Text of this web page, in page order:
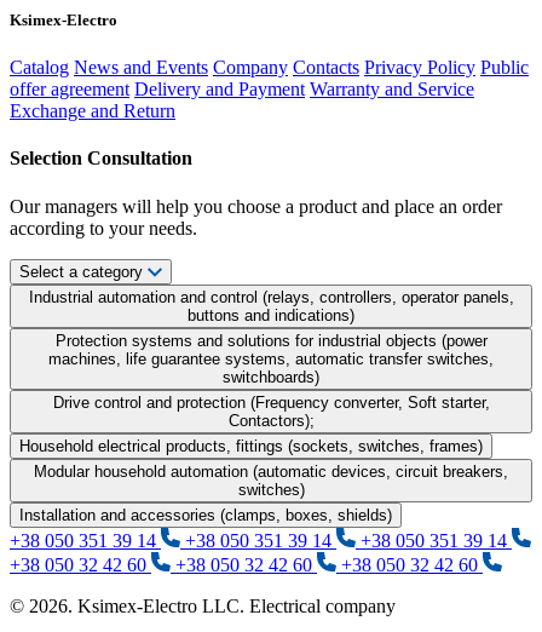
Ksimex-Electro
Catalog News and Events Company Contacts Privacy Policy Public
offer agreement Delivery and Payment Warranty and Service
Exchange and Return
Selection Consultation
Our managers will help you choose a product and place an order
according to your needs.
Select a category
Industrial automation and control (relays, controllers, operator panels,
buttons and indications)
Protection systems and solutions for industrial objects (power
machines, life guarantee systems, automatic transfer switches,
switchboards)
Drive control and protection (Frequency converter, Soft starter,
Contactors);
Household electrical products, fittings (sockets, switches, frames)
Modular household automation (automatic devices, circuit breakers,
switches)
Installation and accessories (clamps, boxes, shields)
+38 050 351 39 14 +38 050 351 39 14
+38 050 351 39 14
+38 050 32 42 60
+38 050 32 42 60
+38 050 32 42 60
© 2026. Ksimex-Electro LLC. Electrical company